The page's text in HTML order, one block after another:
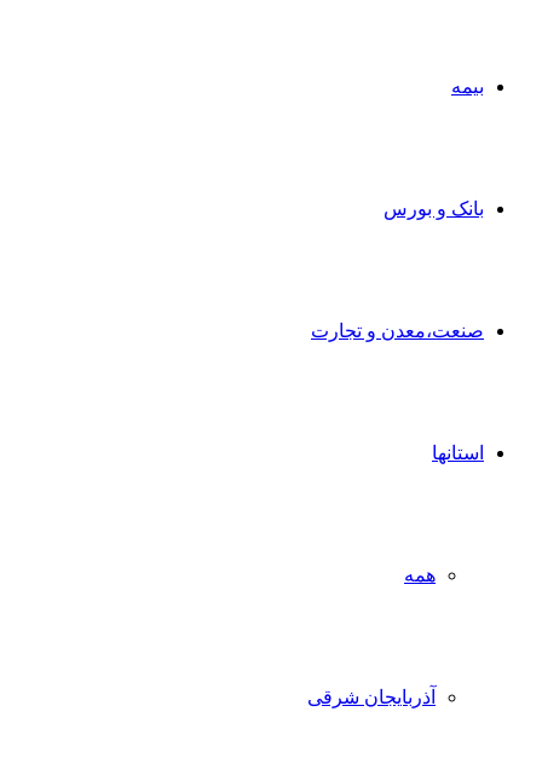
بیمه
بانک و بورس
صنعت،معدن و تجارت
استانها
همه
آذربایجان شرقی